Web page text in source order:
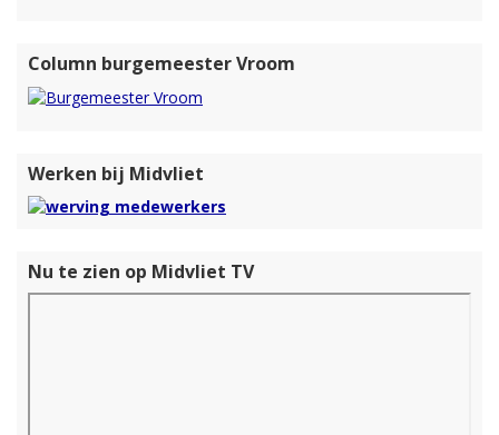
Column burgemeester Vroom
Werken bij Midvliet
Nu te zien op Midvliet TV